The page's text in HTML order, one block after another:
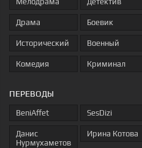
Драма
Исторический
Комедия
Боевик
Военный
Криминал
ПЕРЕВОДЫ
BeniAffet
Данис
Нурмухаметов
SesDizi
Ирина Котова